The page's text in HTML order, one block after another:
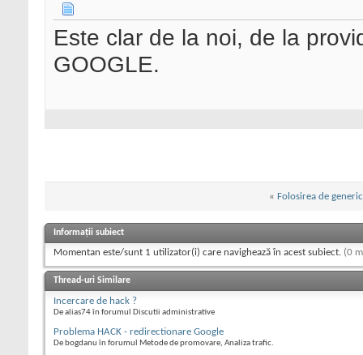
Este clar de la noi, de la
GOOGLE.
« Folosirea de
Informații subiect
Momentan este/sunt 1 utilizator(i) care navighează în acest subiect. (0
Thread-uri Similare
Incercare de hack ?
De alias74 în forumul Discutii administrative
Problema HACK - redirectionare Google
De bogdanu în forumul Metode de promovare, Analiza trafic.